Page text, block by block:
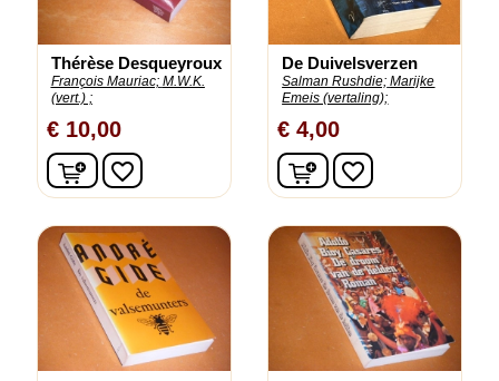
Thérèse Desqueyroux
François Mauriac; M.W.K.
(vert.) ;
€ 10,00
In winkelwagen
favorite_border
De Duivelsverzen
Salman Rushdie; Marijke
Emeis (vertaling);
€ 4,00
In winkelwagen
favorite_border